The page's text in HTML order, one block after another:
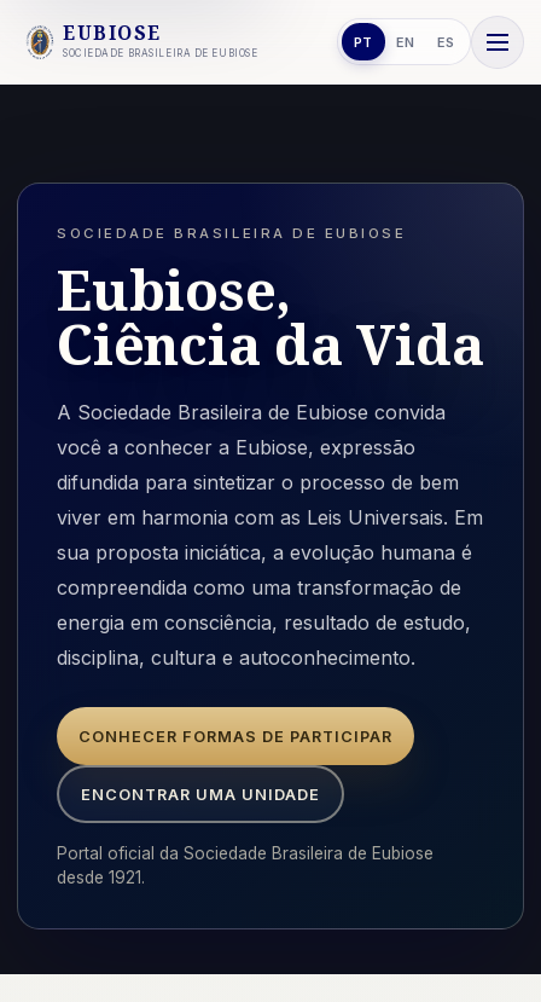
EUBIOSE
SOCIEDADE BRASILEIRA DE EUBIOSE
PT EN ES
SOCIEDADE BRASILEIRA DE EUBIOSE
Eubiose,
Ciência da Vida
A Sociedade Brasileira de Eubiose convida
você a conhecer a Eubiose, expressão
difundida para sintetizar o processo de bem
viver em harmonia com as Leis Universais. Em
sua proposta iniciática, a evolução humana é
compreendida como uma transformação de
energia em consciência, resultado de estudo,
disciplina, cultura e autoconhecimento.
CONHECER FORMAS DE PARTICIPAR
ENCONTRAR UMA UNIDADE
Portal oficial da Sociedade Brasileira de Eubiose
desde 1921.